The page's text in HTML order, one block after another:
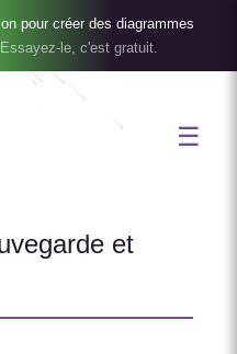
pour créer des diagrammes
Essayez-le, c'est gratuit.
☰
et